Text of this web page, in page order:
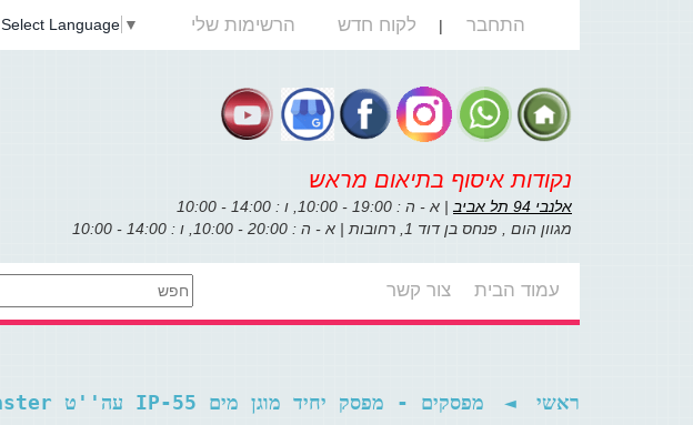
הרשימות שלי התחבר | לקוח חדש Select Language ▼
נקודות איסוף בתיאום מראש
אלנבי 94 תל אביב
| א - ה : 19:00 - 10:00, ו : 14:00 - 10:00
מגוון הום , פנחס בן דוד 1, רחובות | א - ה : 20:00 - 10:00, ו : 14:00 - 10:00
עמוד הבית צור קשר
ראשי ◄ מפסקים - מפסק יחיד מוגן מים IP-55 עה''ט Master